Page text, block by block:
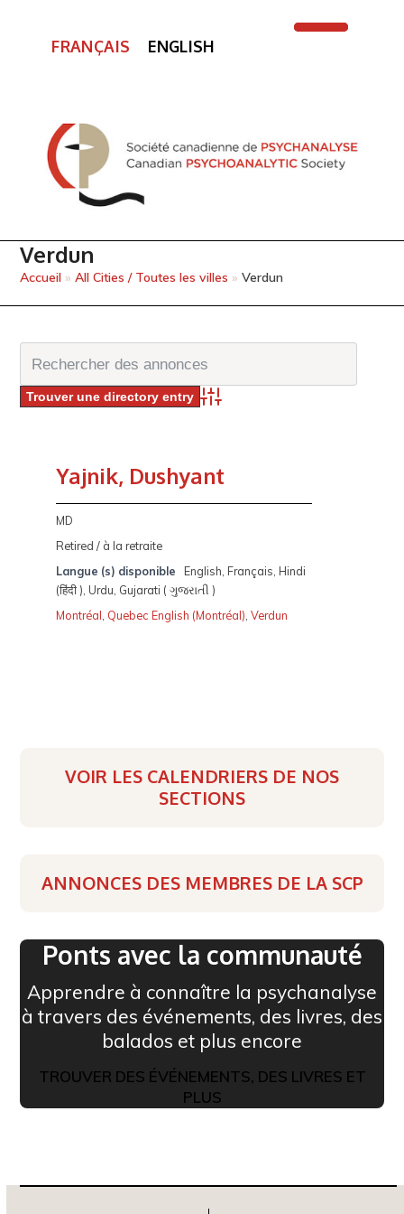
FRANÇAIS ENGLISH
Verdun
Accueil »All Cities / Toutes les villes »Verdun
Advanced Search
Yajnik, Dushyant
MD
Retired / à la retraite
Langue (s) disponible
English, Français, Hindi
(हिंदी ), Urdu, Gujarati ( ગુજરાતી )
Montréal, Quebec English (Montréal),Verdun
VOIR LES CALENDRIERS DE NOS
SECTIONS
ANNONCES DES MEMBRES DE LA SCP
Ponts avec la communauté
Apprendre à connaître la psychanalyse
à travers des événements, des livres, des
balados et plus encore
TROUVER DES ÉVÉNEMENTS, DES LIVRES ET
PLUS